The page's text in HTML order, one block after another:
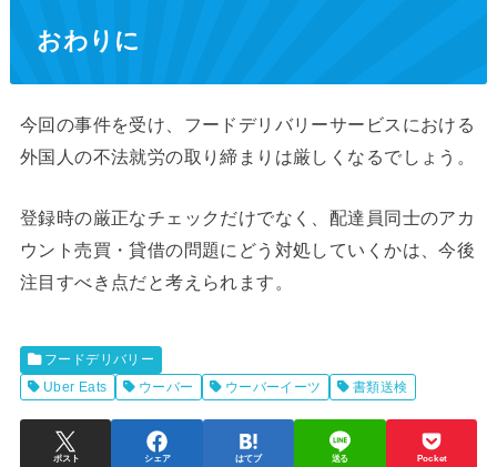
おわりに
今回の事件を受け、フードデリバリーサービスにおける
外国人の不法就労の取り締まりは厳しくなるでしょう。
登録時の厳正なチェックだけでなく、配達員同士のアカ
ウント売買・貸借の問題にどう対処していくかは、今後
注目すべき点だと考えられます。
フードデリバリー
Uber Eats
ウーバー ウーバーイーツ 書類送検
ポスト シェア はてブ 送る Pocket